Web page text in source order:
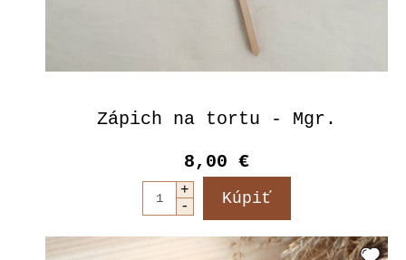
Zápich na tortu - Mgr.
8,00 €